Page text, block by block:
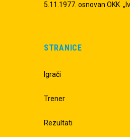
5.11.1977. osnovan OKK
STRANICE
Igrači
Trener
Rezultati